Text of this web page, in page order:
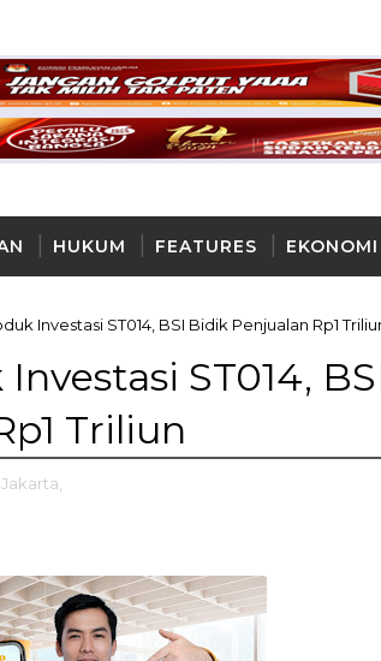
HUKUM FEATURES EKONOMI
Investasi ST014, BSI Bidik Penjualan Rp1
ST014,
Triliun
Jakarta,